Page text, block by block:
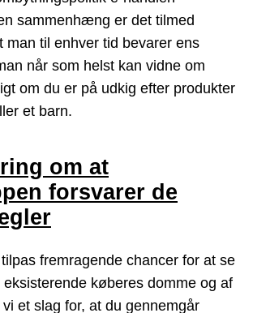
sammenhæng er det tilmed
man til enhver tid bevarer ens
når som helst kan vidne om
om du er på udkig efter produkter
et barn.
om at
forsvarer de
fremragende chancer for at se
køberes domme og af
et slag for, at du gennemgår